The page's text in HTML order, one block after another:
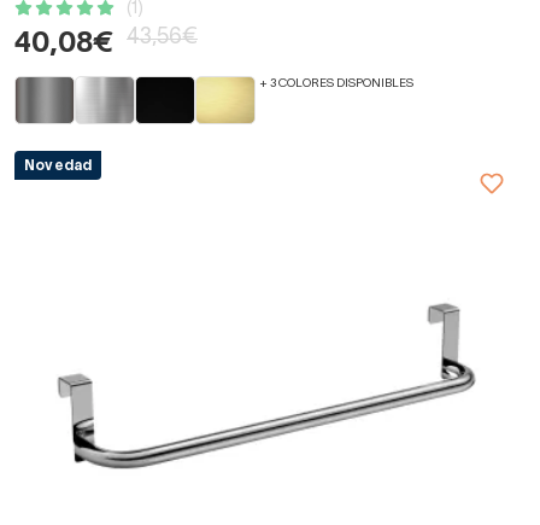
(1)
40,08€ 43,56€
+ 3 COLORES DISPONIBLES
Novedad